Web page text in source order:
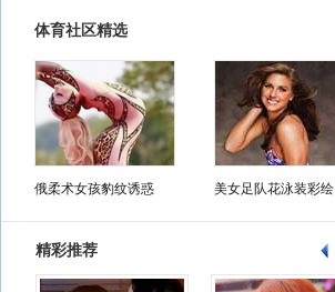
体育社区精选
俄柔术女孩豹纹诱惑 美女足队花泳装彩绘
精彩推荐